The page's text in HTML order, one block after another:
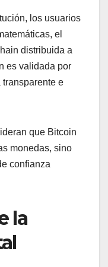
los usuarios
el
distribuida a
es validada por
transparente e
que Bitcoin
monedas, sino
confianza
la